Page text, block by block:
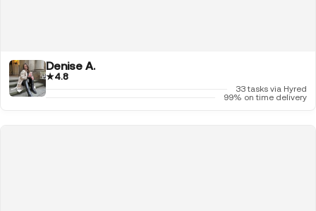
Denise A.
★4.8
33 tasks via Hyred
99% on time delivery